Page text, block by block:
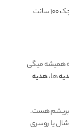
سایزش قواره کوچک 100 سانت
همیشه میگی
ها،هدیه
ابریشم هست.
شال یا روسری